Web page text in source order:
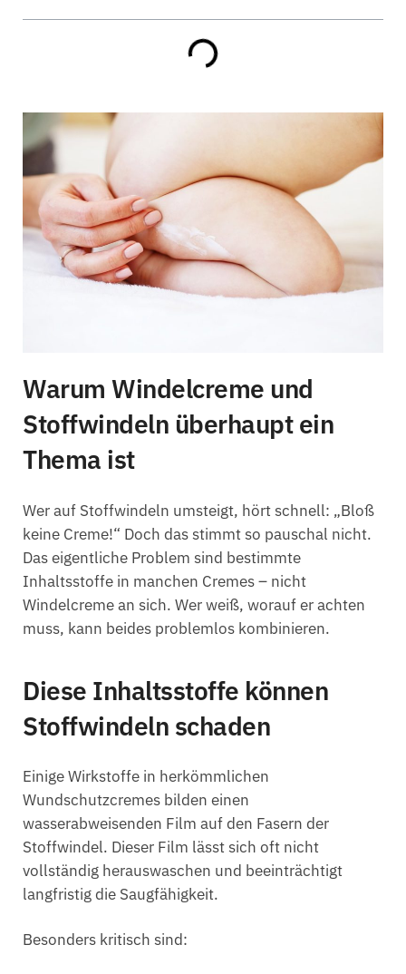
Warum Windelcreme und
Stoffwindeln überhaupt ein
Thema ist
Wer auf Stoffwindeln umsteigt, hört schnell: „Bloß
keine Creme!“ Doch das stimmt so pauschal nicht.
Das eigentliche Problem sind bestimmte
Inhaltsstoffe in manchen Cremes – nicht
Windelcreme an sich. Wer weiß, worauf er achten
muss, kann beides problemlos kombinieren.
Diese Inhaltsstoffe können
Stoffwindeln schaden
Einige Wirkstoffe in herkömmlichen
Wundschutzcremes bilden einen
wasserabweisenden Film auf den Fasern der
Stoffwindel. Dieser Film lässt sich oft nicht
vollständig herauswaschen und beeinträchtigt
langfristig die Saugfähigkeit.
Besonders kritisch sind: